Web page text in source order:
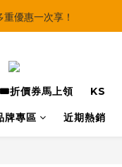
重優惠一次享！
重優惠一次享！
重優惠一次享！
🎟️折價券馬上領 KS
牌專區 近期熱銷